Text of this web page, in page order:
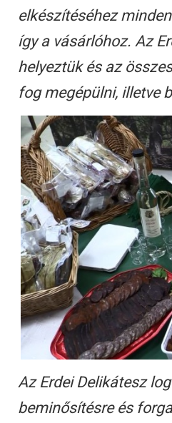
elkészítéséhez
így a vásárlóhoz. Az
helyeztük és az
fog megépülni, illetve
Az Erdei Delikátesz
beminősítésre és